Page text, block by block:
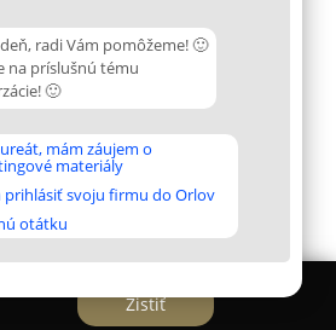
radi Vám pomôžeme! 🙂
na príslušnú tému
🙂
mám záujem o
materiály
prihlásiť svoju firmu do Orlov
otátku
Zistiť